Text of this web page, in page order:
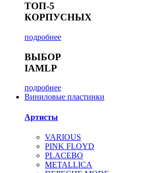
ТОП-5
КОРПУСНЫХ
подробнее
ВЫБОР
IAMLP
подробнее
Виниловые пластинки
Артисты
VARIOUS
PINK FLOYD
PLACEBO
METALLICA